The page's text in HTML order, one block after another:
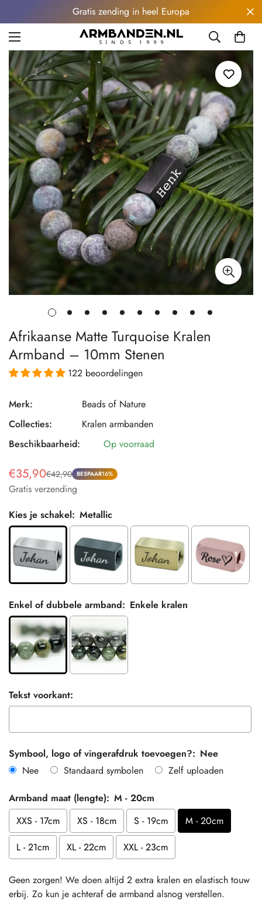
Gratis zending in heel Europa
Afrikaanse Matte Turquoise Kralen
Armband – 10mm Stenen
122 beoordelingen
Merk:
Beads of Nature
Collecties:
Kralen armbanden
Beschikbaarheid:
Op voorraad
Verkoopprijs
€35,90
Normale
prijs
€42,90 BESPAAR16%
Gratis verzending
Kies je schakel: Metallic
Enkel of dubbele armband: Enkele kralen
Tekst voorkant:
Symbool, logo of vingerafdruk toevoegen?: Nee
Nee
Standaard symbolen Zelf uploaden
Armband maat (lengte): M - 20cm
XXS - 17cm
XS - 18cm S - 19cm
M - 20cm
L - 21cm
XL - 22cm XXL - 23cm
Geen zorgen! We doen altijd 2 extra kralen en elastisch touw
erbij. Zo kun je achteraf de armband alsnog verstellen.